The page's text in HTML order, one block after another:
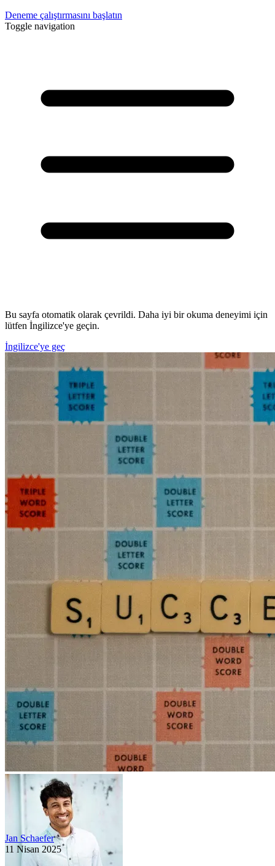
Deneme çalıştırmasını başlatın
Toggle navigation
Bu sayfa otomatik olarak çevrildi. Daha iyi bir okuma deneyimi için
lütfen İngilizce'ye geçin.
İngilizce'ye geç
Jan Schaefer
11 Nisan 2025